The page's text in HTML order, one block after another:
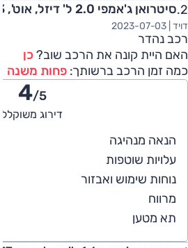
סיטרואן ג'אמפי 2.0 ל' דיזל, אוט', Small 2023
דויד | 2023-07-03
רכב נהדר
האם היית קונה את הרכב שוב? כן
כמה זמן הרכב ברשותך: פחות משנה
4/5
דירוג משוקלל
הנאה מנהיגה
עלויות שוטפות
נוחות שימוש ואבזור
מרווח
תא מטען